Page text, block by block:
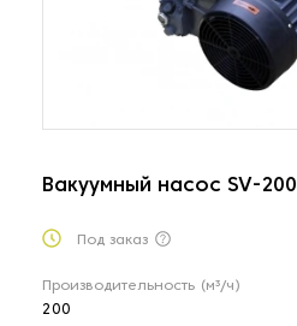
Вакуумный насос SV-200
Под заказ
Производительность (м³/ч)
200